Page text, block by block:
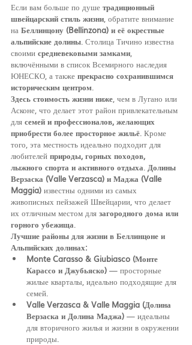
Если вам больше по душе традиционный
швейцарский стиль жизни , обратите внимание
на Беллинцону (Bellinzona) и её окрестные
альпийские долины . Столица Тичино известна
своими средневековыми замками
включёнными в список Всемирного наследия
ЮНЕСКО, а также прекрасно сохранившимся
историческим центром
Здесь стоимость жизни ниже , чем в Лугано или
Асконе, что делает этот район привлекательным
для семей и профессионалов, желающих
приобрести более просторное жильё . Кроме
того, эта местность идеально подходит для
любителей природы, горных походов,
лыжного спорта и активного отдыха Долины
Верзаска (Valle Verzasca) и Маджа (Valle
Maggia) известны одними из самых
живописных пейзажей Швейцарии, что делает
их отличным местом для загородного дома или
горного убежища
Лучшие районы для жизни в Беллинцоне и
Альпийских долинах:
Monte Carasso & Giubiasco (Монте
Карассо и Джубьяско) — просторные
жилые кварталы, идеально подходящие для
семей.
Valle Verzasca & Valle Maggia (Долина
Верзаска и Долина Маджа) — идеальны
для вторичного жилья и жизни в окружении
природы.